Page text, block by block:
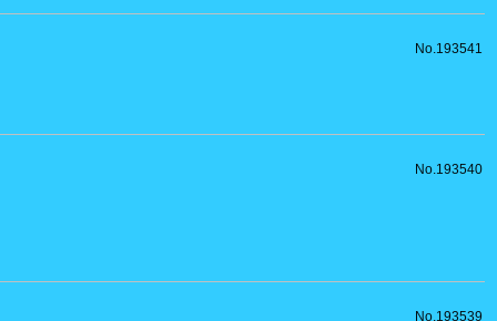
No.193541
No.193540
No.193539